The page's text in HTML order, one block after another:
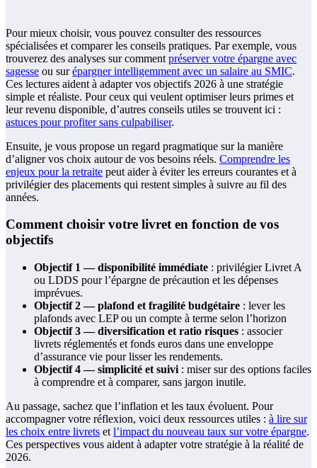
Pour mieux choisir, vous pouvez consulter des ressources
spécialisées et comparer les conseils pratiques. Par exemple, vous
trouverez des analyses sur comment préserver votre épargne avec
sagesse ou surépargner intelligemment avec un salaire au SMIC.
Ces lectures aident à adapter vos objectifs 2026 à une stratégie
simple et réaliste. Pour ceux qui veulent optimiser leurs primes et
leur revenu disponible, d’autres conseils utiles se trouvent ici :
astuces pour profiter sans culpabiliser.
Ensuite, je vous propose un regard pragmatique sur la manière
d’aligner vos choix autour de vos besoins réels. Comprendre les
enjeux pour la retraite peut aider à éviter les erreurs courantes et à
privilégier des placements qui restent simples à suivre au fil des
années.
Comment choisir votre livret en fonction de vos
objectifs
Objectif 1 — disponibilité immédiate : privilégier Livret A
ou LDDS pour l’épargne de précaution et les dépenses
imprévues.
Objectif 2 — plafond et fragilité budgétaire : lever les
plafonds avec LEP ou un compte à terme selon l’horizon
Objectif 3 — diversification et ratio risques : associer
livrets réglementés et fonds euros dans une enveloppe
d’assurance vie pour lisser les rendements.
Objectif 4 — simplicité et suivi : miser sur des options faciles
à comprendre et à comparer, sans jargon inutile.
Au passage, sachez que l’inflation et les taux évoluent. Pour
accompagner votre réflexion, voici deux ressources utiles : à lire sur
les choix entre livrets et l’impact du nouveau taux sur votre épargne.
Ces perspectives vous aident à adapter votre stratégie à la réalité de
2026.